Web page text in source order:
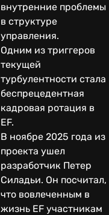
внутренние проблемы
в структуре
управления.
Одним из триггеров
текущей
турбулентности стала
беспрецедентная
кадровая ротация в
EF.
В ноябре 2025 года из
проекта ушел
разработчик Петер
Силадьи. Он посчитал,
что вовлеченным в
жизнь EF участникам